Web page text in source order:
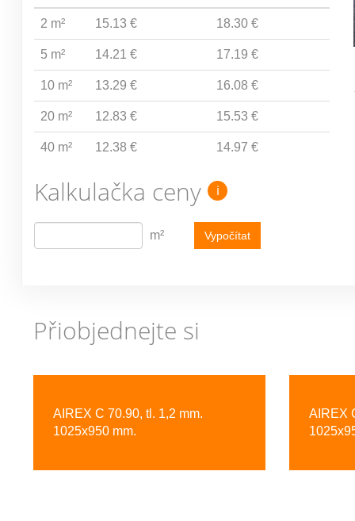
2 m² 15.13 € 18.30 €
5 m² 14.21 € 17.19 €
10 m² 13.29 € 16.08 €
20 m² 12.83 € 15.53 €
40 m² 12.38 € 14.97 €
Kalkulačka ceny i
m² Vypočítat
Přiobjednejte si
AIREX C 70.90, tl. 1,2 mm.
1025x950 mm.
AIREX